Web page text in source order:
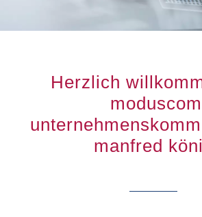
Herzlich
moduscom
manfred